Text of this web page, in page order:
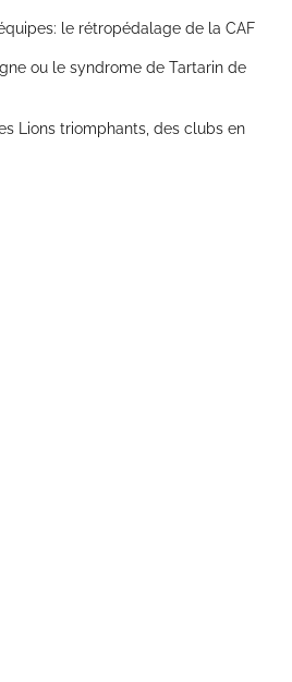
le rétropédalage de la CAF
ou le syndrome de Tartarin de
Lions triomphants, des clubs en